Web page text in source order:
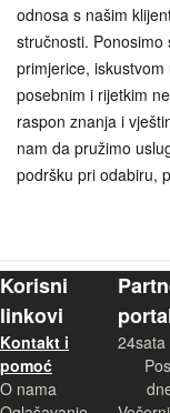
odnosa s našim
stručnosti. Ponosimo
primjerice,
posebnim i rijetkim
raspon znanja i
nam da pružimo
podršku pri odabiru,
Korisni
linkovi
Kontakt i
pomoć
O nama
24sata